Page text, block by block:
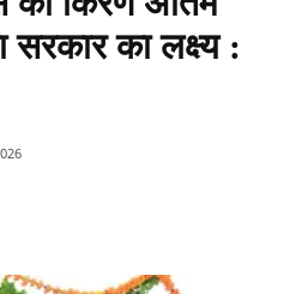
सरकार का लक्ष्य :